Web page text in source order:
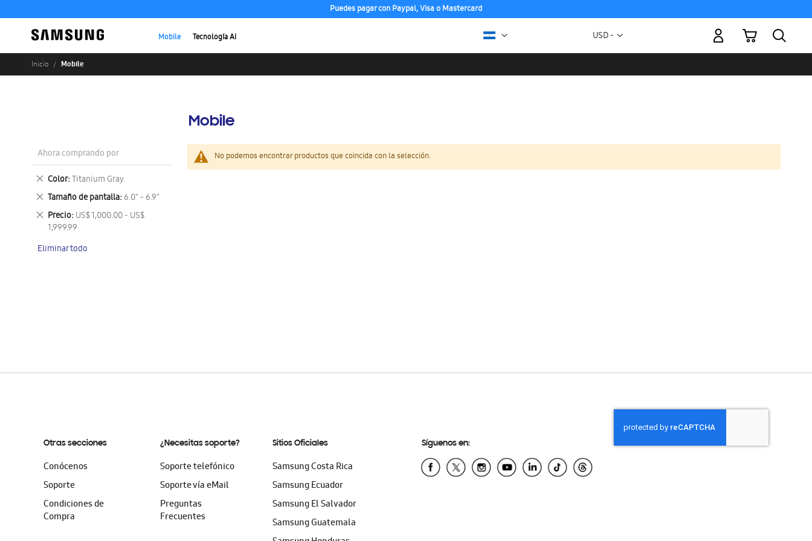
Puedes pagar con Paypal, Visa o Mastercard
Mobile Tecnología AI Moneda
USD -
Mi carrito
Inicio Mobile
Mobile
No podemos encontrar productos que coincida con la selección.
Ahora comprando por
Color Titanium Gray.
Eliminar
este
artículo
Tamaño de pantalla 6.0" - 6.9"
Eliminar
este
artículo
Precio US$ 1,000.00 - US$
1,999.99
Eliminar
este
Eliminar todo
Otras secciones
Conócenos
Soporte
Condiciones de
Compra
¿Necesitas soporte?
Soporte telefónico
Soporte vía eMail
Preguntas
Frecuentes
Sitios Oficiales
Samsung Costa Rica
Samsung Ecuador
Samsung El Salvador
Samsung Guatemala
Síguenos en: